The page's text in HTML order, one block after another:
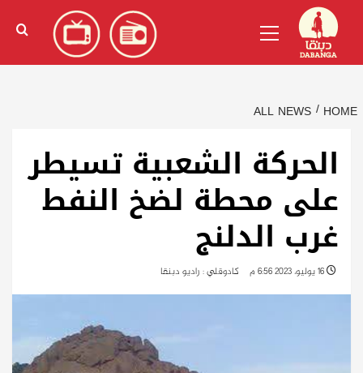
content
الإنجليزية)
Menu
HOME
ALL NEWS
الحركة الشعبية تسيطر
على محطة لضخ النفط
غرب الدلنج
كادوقلي : راديو دبنقا